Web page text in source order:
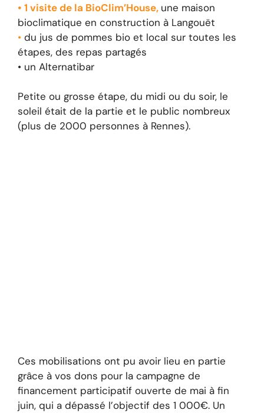
• 1 visite de la BioClim’House, une maison
bioclimatique en construction à Langouët
• du jus de pommes bio et local sur toutes les
étapes, des repas partagés
• un Alternatibar
Petite ou grosse étape, du midi ou du soir, le
soleil était de la partie et le public nombreux
(plus de 2000 personnes à Rennes).
Ces mobilisations ont pu avoir lieu en partie
grâce à vos dons pour la campagne de
financement participatif ouverte de mai à fin
juin, qui a dépassé l’objectif des 1 000€. Un